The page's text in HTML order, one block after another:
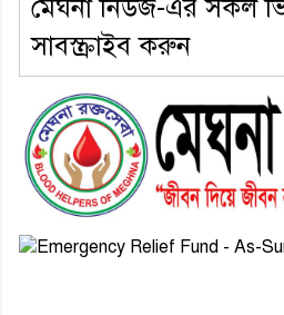
মেঘনা নিউজ-এর সকল
সাবস্ক্রাইব করুন